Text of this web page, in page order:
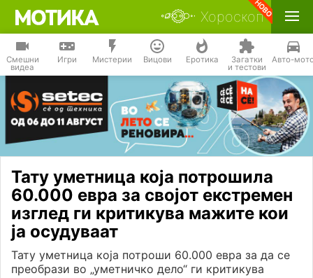
Хороскоп
Смешни
видеа
Игри Мистерии Вицови Еротика Загатки
и тестови
Авто-
Тату уметница која потрошила
60.000 евра за својот екстремен
изглед ги критикува мажите кои
ја осудуваат
Тату уметница која потроши 60.000 евра за да се
преобрази во „уметничко дело“ ги критикува